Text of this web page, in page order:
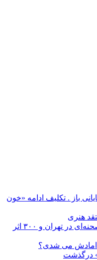
باز . تکلیف ادامه «خون
هنری
اجرای ۶۵ نمایش صحنه‌ای در تهران و ۳۰۰ اثر
دامادش می شدی؟
درگذشت